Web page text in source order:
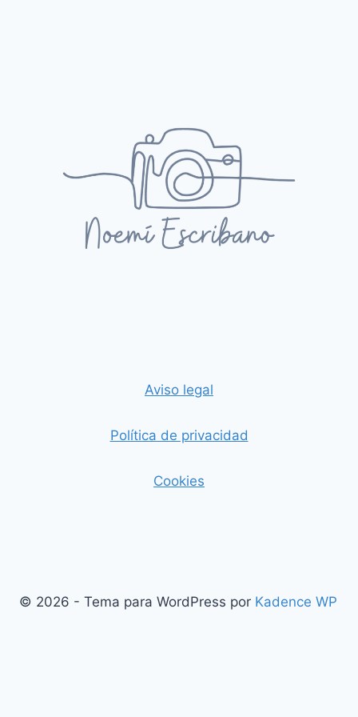
Aviso legal
Política de privacidad
Cookies
© 2026 - Tema para WordPress por Kadence WP